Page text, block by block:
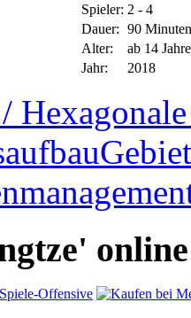
Spieler: 2 - 4
Dauer: 90 Minuten
Alter:
ab 14
Jahr:
2018